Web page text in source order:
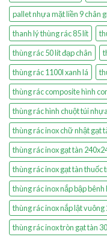
pallet nhựa mặt liền 9 chân
thanh lý thùng rác 85 lít
thùng rác 50 lít đạp chân
thùng rác 1100l xanh lá
thùng rác composite hình
thùng rác hình chuột túi
thùng rác inox chữ nhật gạt
thùng rác inox gạt tàn
thùng rác inox gạt tàn thuốc
thùng rác inox nắp bập
thùng rác inox nắp lật
thùng rác inox tròn gạt tàn